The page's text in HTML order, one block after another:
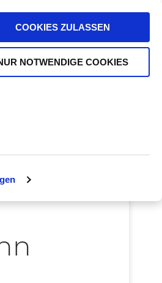
COOKIES ZULASSEN
NOTWENDIGE COOKIES
DE EN